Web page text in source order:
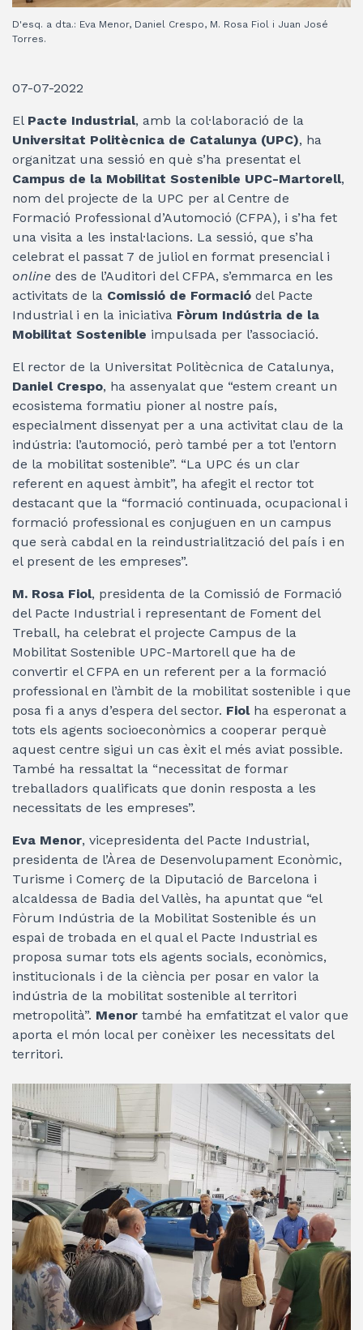
D'esq. a dta.: Eva Menor, Daniel Crespo, M. Rosa Fiol i Juan José
Torres.
07-07-2022
El Pacte Industrial, amb la col·laboració de la
Universitat Politècnica de Catalunya (UPC), ha
organitzat una sessió en què s’ha presentat el
Campus de la Mobilitat Sostenible UPC-Martorell,
nom del projecte de la UPC per al Centre de
Formació Professional d’Automoció (CFPA), i s’ha fet
una visita a les instal·lacions. La sessió, que s’ha
celebrat el passat 7 de juliol en format presencial i
online des de l’Auditori del CFPA, s’emmarca en les
activitats de la Comissió de Formació del Pacte
Industrial i en la iniciativa Fòrum Indústria de la
Mobilitat Sostenible impulsada per l’associació.
El rector de la Universitat Politècnica de Catalunya,
Daniel Crespo, ha assenyalat que “estem creant un
ecosistema formatiu pioner al nostre país,
especialment dissenyat per a una activitat clau de la
indústria: l’automoció, però també per a tot l’entorn
de la mobilitat sostenible”. “La UPC és un clar
referent en aquest àmbit”, ha afegit el rector tot
destacant que la “formació continuada, ocupacional i
formació professional es conjuguen en un campus
que serà cabdal en la reindustrialització del país i en
el present de les empreses”.
M. Rosa Fiol, presidenta de la Comissió de Formació
del Pacte Industrial i representant de Foment del
Treball, ha celebrat el projecte Campus de la
Mobilitat Sostenible UPC-Martorell que ha de
convertir el CFPA en un referent per a la formació
professional en l’àmbit de la mobilitat sostenible i que
posa fi a anys d’espera del sector. Fiolha esperonat a
tots els agents socioeconòmics a cooperar perquè
aquest centre sigui un cas èxit el més aviat possible.
També ha ressaltat la “necessitat de formar
treballadors qualificats que donin resposta a les
necessitats de les empreses”.
Eva Menor, vicepresidenta del Pacte Industrial,
presidenta de l’Àrea de Desenvolupament Econòmic,
Turisme i Comerç de la Diputació de Barcelona i
alcaldessa de Badia del Vallès, ha apuntat que “el
Fòrum Indústria de la Mobilitat Sostenible és un
espai de trobada en el qual el Pacte Industrial es
proposa sumar tots els agents socials, econòmics,
institucionals i de la ciència per posar en valor la
indústria de la mobilitat sostenible al territori
metropolità”. Menor també ha emfatitzat el valor que
aporta el món local per conèixer les necessitats del
territori.